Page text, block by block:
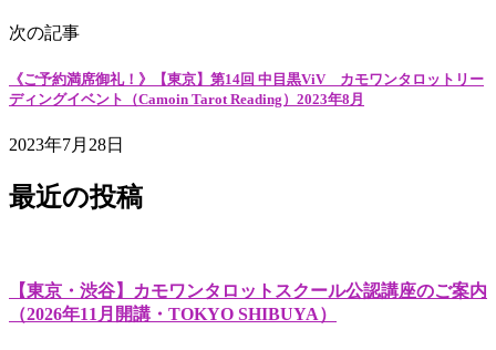
次の記事
《ご予約満席御礼！》【東京】第14回 中目黒ViV カモワンタロットリー
ディングイベント（Camoin Tarot Reading）2023年8月
2023年7月28日
最近の投稿
【東京・渋谷】カモワンタロットスクール公認講座のご案内
（2026年11月開講・TOKYO SHIBUYA）